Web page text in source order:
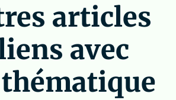
articles
avec